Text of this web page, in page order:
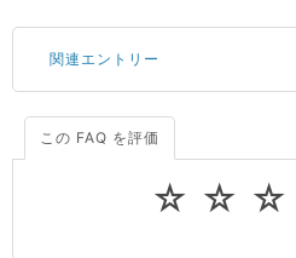
関連エントリー
サーバーが重いので調査してほし
CPUやメモリをアップグレード
この FAQ を評価
☆
☆
☆